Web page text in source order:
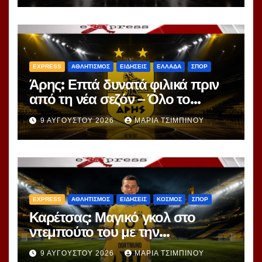
EXPRESS ΑΘΛΗΤΙΣΜΟΣ ΕΙΔΗΣΕΙΣ ΕΛΛΑΔΑ ΣΠΟΡ
Άρης: Επτά δυνατά φιλικά πριν
από τη νέα σεζόν – Όλο το
πρόγραμμα
9 ΑΥΓΟΎΣΤΟΥ 2026 ΜΑΡΊΑ ΤΣΙΜΠΙΝΟΎ
EXPRESS ΑΘΛΗΤΙΣΜΟΣ ΕΙΔΗΣΕΙΣ ΚΟΣΜΟΣ ΣΠΟΡ
Καρέτσας: Μαγικό γκολ στο
ντεμπούτο του με την
Ντόρτμουντ!
9 ΑΥΓΟΎΣΤΟΥ 2026 ΜΑΡΊΑ ΤΣΙΜΠΙΝΟΎ